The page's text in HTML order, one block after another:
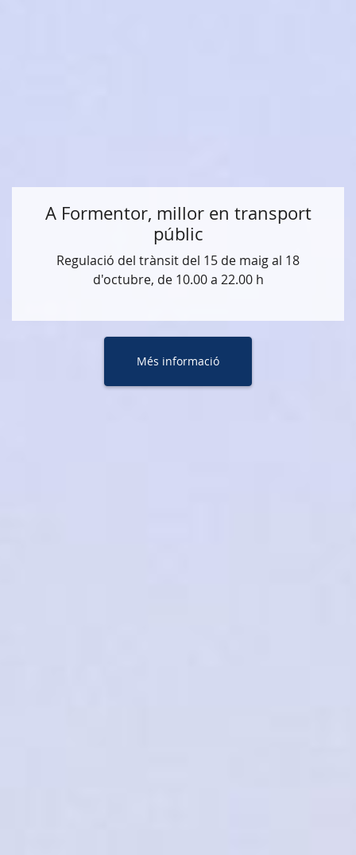
A Formentor, millor en transport
públic
Regulació del trànsit del 15 de maig al 18
d'octubre, de 10.00 a 22.00 h
Més informació